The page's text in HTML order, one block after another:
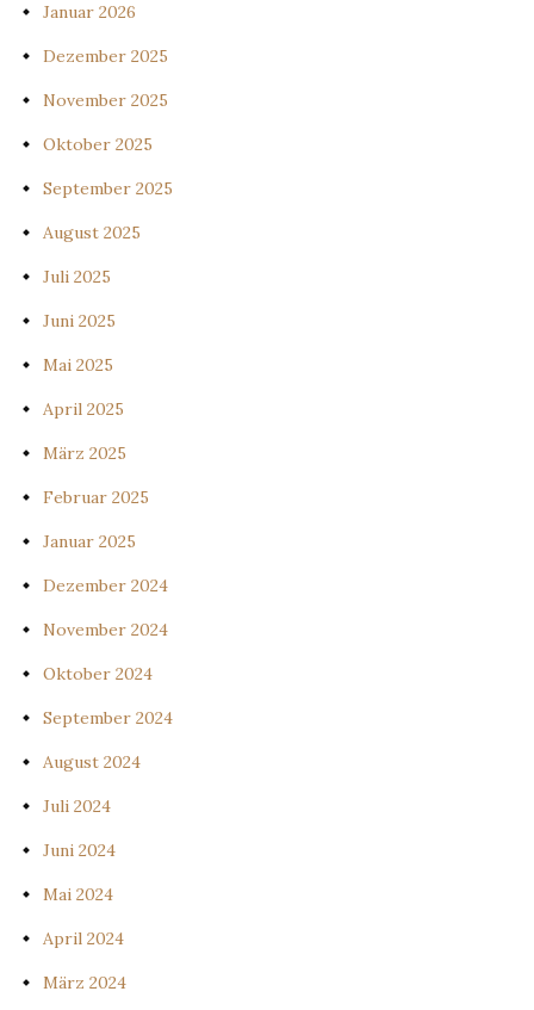
Januar 2026
Dezember 2025
November 2025
Oktober 2025
September 2025
August 2025
Juli 2025
Juni 2025
Mai 2025
April 2025
März 2025
Februar 2025
Januar 2025
Dezember 2024
November 2024
Oktober 2024
September 2024
August 2024
Juli 2024
Juni 2024
Mai 2024
April 2024
März 2024